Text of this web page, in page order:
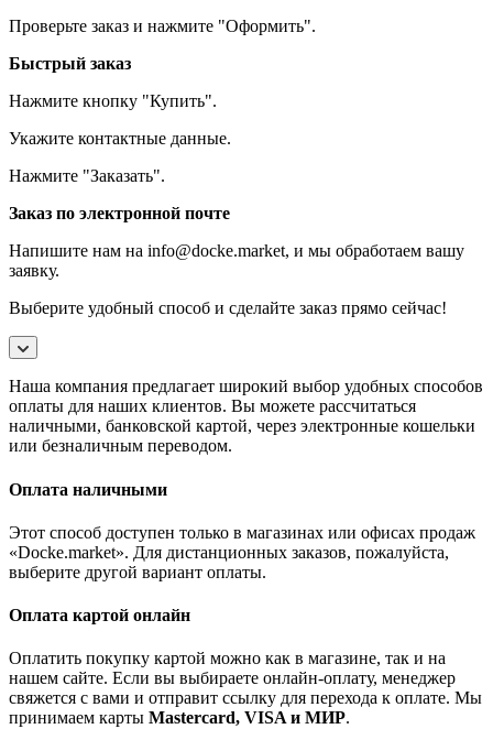
Проверьте заказ и нажмите "Оформить".
Быстрый заказ
Нажмите кнопку "Купить".
Укажите контактные данные.
Нажмите "Заказать".
Заказ по электронной почте
Напишите нам на info@docke.market, и мы обработаем вашу
заявку.
Выберите удобный способ и сделайте заказ прямо сейчас!
Наша компания предлагает широкий выбор удобных способов
оплаты для наших клиентов. Вы можете рассчитаться
наличными, банковской картой, через электронные кошельки
или безналичным переводом.
Оплата наличными
Этот способ доступен только в магазинах или офисах продаж
«Docke.market». Для дистанционных заказов, пожалуйста,
выберите другой вариант оплаты.
Оплата картой онлайн
Оплатить покупку картой можно как в магазине, так и на
нашем сайте. Если вы выбираете онлайн-оплату, менеджер
свяжется с вами и отправит ссылку для перехода к оплате. Мы
принимаем карты Mastercard, VISA и МИР.